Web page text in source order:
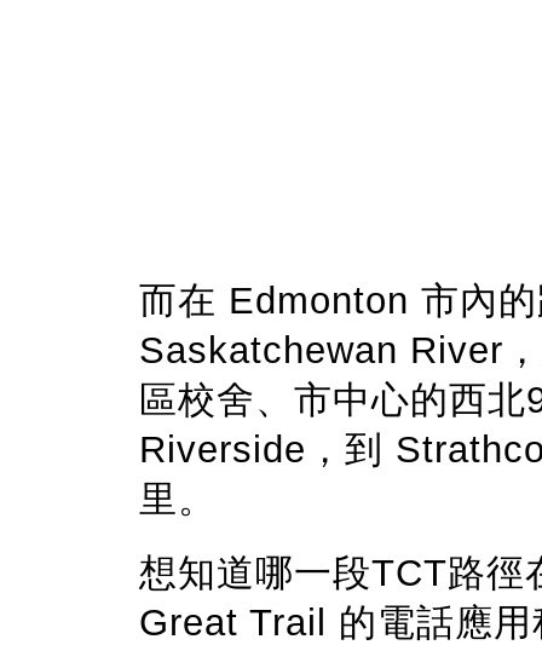
而在 Edmonton 市內
Saskatchewan River
區校舍、市中心的西
Riverside，到
里。
想知道哪一段TCT路徑
Great Trail 的電話應